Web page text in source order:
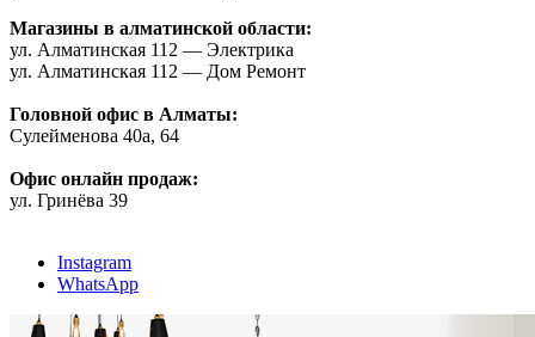
Магазины в алматинской области:
ул. Алматинская 112 — Электрика
ул. Алматинская 112 — Дом Ремонт
Головной офис в Алматы:
Сулейменова 40а, 64
Офис онлайн продаж:
ул. Гринёва 39
Instagram
WhatsApp